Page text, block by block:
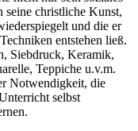
seine christliche Kunst,
und die er
entstehen ließ.
Siebdruck, Keramik,
Teppiche u.v.m.
Notwendigkeit, die
selbst